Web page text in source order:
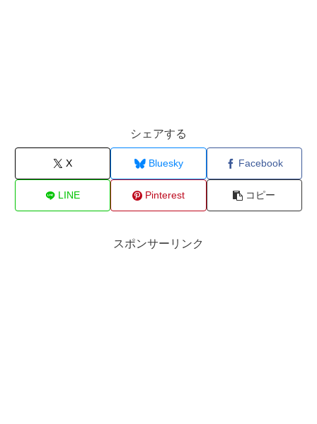
シェアする
X Bluesky Facebook
LINE Pinterest コピー
スポンサーリンク